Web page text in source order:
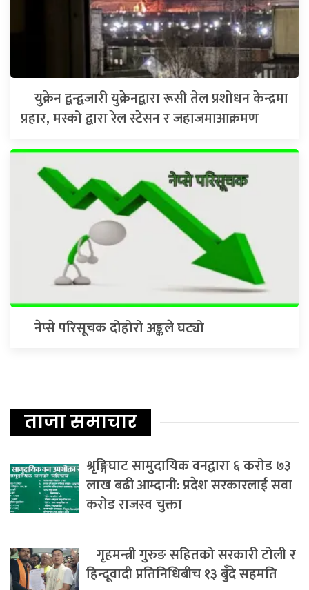
युक्रेन द्वन्द्वजारी युक्रेनद्वारा रूसी तेल प्रशोधन केन्द्रमा
प्रहार, मस्को द्वारा रेल स्टेसन र जहाजमाआक्रमण
नेप्से परिसूचक दोहोरो अङ्कले घट्यो
ताजा समाचार
श्रृङ्गिघाट सामुदायिक वनद्वारा ६ करोड ७३
लाख बढी आम्दानी: प्रदेश सरकारलाई सवा
करोड राजस्व चुक्ता
गृहमन्त्री गुरुङ सहितको सरकारी टोली र
हिन्दूवादी प्रतिनिधिबीच १३ बुँदे सहमति